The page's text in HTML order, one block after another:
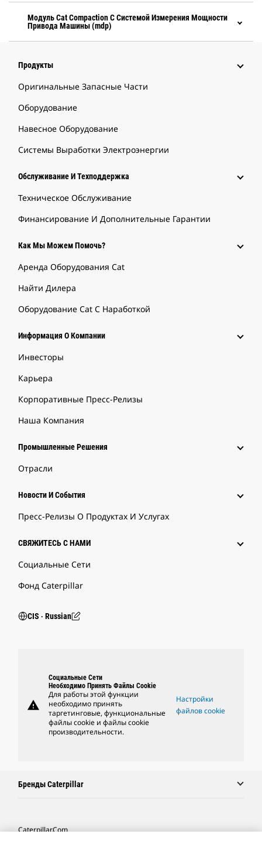
Модуль Cat Compaction С Системой Измерения Мощности
Привода Машины (mdp)
Продукты
Оригинальные Запасные Части
Оборудование
Навесное Оборудование
Системы Выработки Электроэнергии
Обслуживание И Техподдержка
Техническое Обслуживание
Финансирование И Дополнительные Гарантии
Как Мы Можем Помочь?
Аренда Оборудования Cat
Найти Дилера
Оборудование Cat С Наработкой
Информация О Компании
Инвесторы
Карьера
Корпоративные Пресс-Релизы
Наша Компания
Промышленные Решения
Отрасли
Новости И События
Пресс-Релизы О Продуктах И Услугах
СВЯЖИТЕСЬ С НАМИ
Социальные Сети
Фонд Caterpillar
CIS ‧ Russian
warning
Социальные Сети
Необходимо Принять Файлы Cookie
Для работы этой функции
необходимо принять
таргетинговые, функциональные
файлы cookie и файлы cookie
производительности.
Настройки
файлов cookie
Бренды Caterpillar
Caterpillar.com